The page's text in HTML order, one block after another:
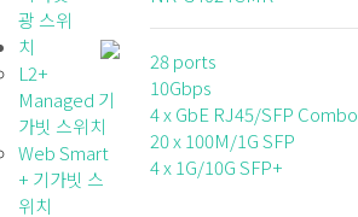
광 스위
치
L2+
Managed 기
가빗 스위치
Web Smart
+ 기가빗 스
위치
28 ports
10Gbps
4 x GbE RJ45/SFP Combo
20 x 100M/1G SFP
4 x 1G/10G SFP+